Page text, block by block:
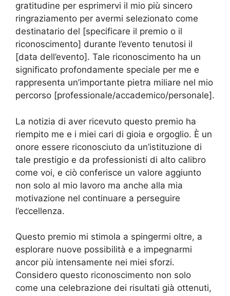
gratitudine per esprimervi il mio più sincero
ringraziamento per avermi selezionato come
destinatario del [specificare il premio o il
riconoscimento] durante l’evento tenutosi il
[data dell’evento]. Tale riconoscimento ha un
significato profondamente speciale per me e
rappresenta un’importante pietra miliare nel mio
percorso [professionale/accademico/personale].
La notizia di aver ricevuto questo premio ha
riempito me e i miei cari di gioia e orgoglio. È un
onore essere riconosciuto da un’istituzione di
tale prestigio e da professionisti di alto calibro
come voi, e ciò conferisce un valore aggiunto
non solo al mio lavoro ma anche alla mia
motivazione nel continuare a perseguire
l’eccellenza.
Questo premio mi stimola a spingermi oltre, a
esplorare nuove possibilità e a impegnarmi
ancor più intensamente nei miei sforzi.
Considero questo riconoscimento non solo
come una celebrazione dei risultati già ottenuti,